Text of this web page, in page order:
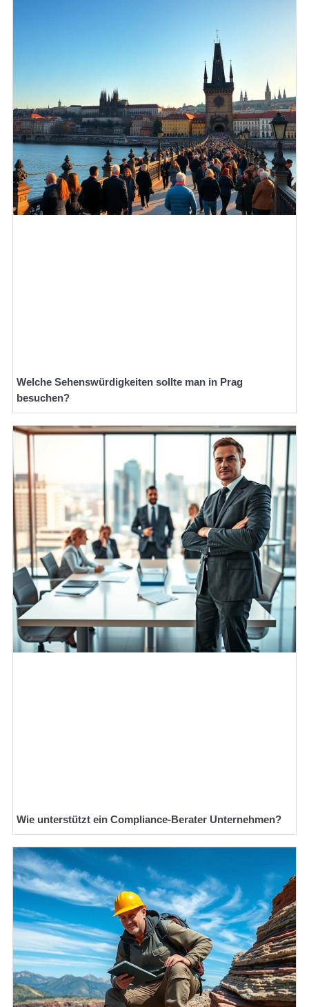
Welche Sehenswürdigkeiten sollte man in Prag
besuchen?
Wie unterstützt ein Compliance-Berater Unternehmen?